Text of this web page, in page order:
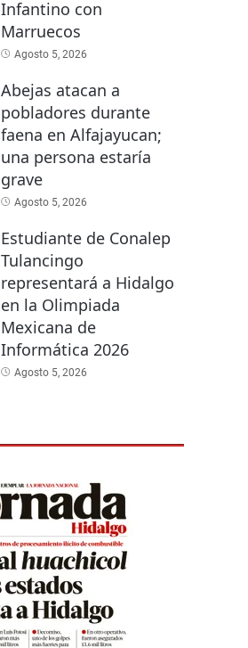
Infantino con
Marruecos
Agosto 5, 2026
Abejas atacan a
pobladores durante
faena en Alfajayucan;
una persona estaría
grave
Agosto 5, 2026
Estudiante de Conalep
Tulancingo
representará a Hidalgo
en la Olimpiada
Mexicana de
Informática 2026
Agosto 5, 2026